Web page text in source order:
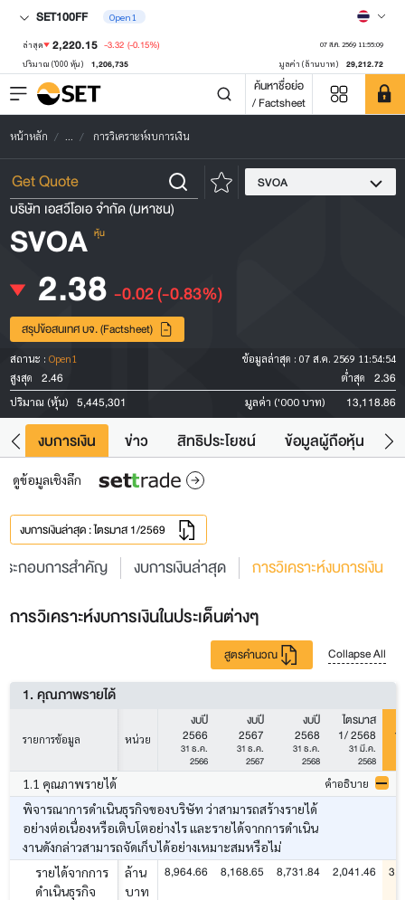
SET100FF Open1
ล่าสุด 2,220.15 -3.32 (-0.15%) 07 ส.ค. 2569 11:55:09
ปริมาณ ('000 หุ้น) 1,206,735 มูลค่า (ล้านบาท) 29,212.72
ค้นหาชื่อย่อ
/ Factsheet
หน้าหลัก ... การวิเคราะห์งบการเงิน
SVOA
บริษัท เอสวีโอเอ จำกัด (มหาชน)
SVOA หุ้น
2.38 -0.02(-0.83%)
สรุปข้อสนเทศ บจ. (Factsheet)
สถานะ : Open1 ข้อมูลล่าสุด : 07 ส.ค. 2569 11:54:54
สูงสุด
2.46 ต่ำสุด 2.36
ปริมาณ (หุ้น) 5,445,301 มูลค่า ('000 บาท) 13,118.86
งบการเงิน ข่าว สิทธิประโยชน์ ข้อมูลผู้ถือหุ้น
ดูข้อมูลเชิงลึก
งบการเงินล่าสุด : ไตรมาส 1/2569
ะกอบการสำคัญ งบการเงินล่าสุด การวิเคราะห์งบการเงิน
การวิเคราะห์งบการเงินในประเด็นต่างๆ
สูตรคำนวณ Collapse All
1. คุณภาพรายได้
รายการข้อมูล หน่วย
งบปี
2566
31 ธ.ค.
2566
งบปี
2567
31 ธ.ค.
2567
งบปี
2568
31 ธ.ค.
2568
ไตรมาส
1/ 2568
31 มี.ค.
2568
1.1 คุณภาพรายได้ คำอธิบาย
พิจารณาการดำเนินธุรกิจของบริษัท ว่าสามารถสร้างรายได้
อย่างต่อเนื่องหรือเติบโตอย่างไร และรายได้จากการดำเนิน
งานดังกล่าวสามารถจัดเก็บได้อย่างเหมาะสมหรือไม่
รายได้จากการ
ดำเนินธุรกิจ
ล้าน
บาท
8,964.66 8,168.65 8,731.84 2,041.46